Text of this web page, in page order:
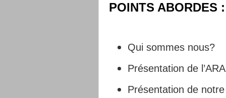
POINTS ABORDES :
Qui sommes nous?
Présentation de
Présentation de